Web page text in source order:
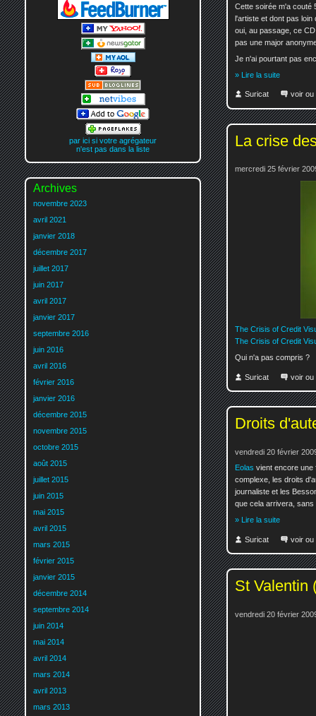
Cette soirée m'a couté
l'artiste et dont pas
oui, au passage, ce
pas une major
Je n'ai pourtant pas
» Lire la suite
Suricat voir ou
La crise
mercredi 25 février
The Crisis of Credit
The Crisis of Credit
Qui n'a pas compris ?
Suricat voir ou
Droits
vendredi 20 février
Eolas vient encore une
complexe, les droits
journaliste et les
que cela arrivera, sans
» Lire la suite
Suricat voir ou
St Valentin
vendredi 20 février
par ici si votre agrégateur
n'est pas dans la liste
Archives
novembre 2023
avril 2021
janvier 2018
décembre 2017
juillet 2017
juin 2017
avril 2017
janvier 2017
septembre 2016
juin 2016
avril 2016
février 2016
janvier 2016
décembre 2015
novembre 2015
octobre 2015
août 2015
juillet 2015
juin 2015
mai 2015
avril 2015
mars 2015
février 2015
janvier 2015
décembre 2014
septembre 2014
juin 2014
mai 2014
avril 2014
mars 2014
avril 2013
mars 2013